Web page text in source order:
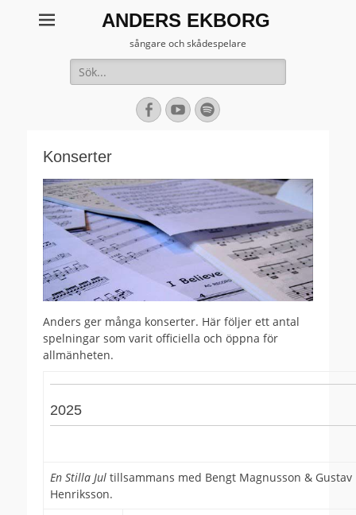
ANDERS EKBORG
sångare och skådespelare
Sök
efter:
Facebook
YouTubeSpotify
Konserter
Anders ger många konserter. Här följer ett antal
spelningar som varit officiella och öppna för
allmänheten.
2025
En Stilla Jul tillsammans med Bengt Magnusson & Gustav
Henriksson.